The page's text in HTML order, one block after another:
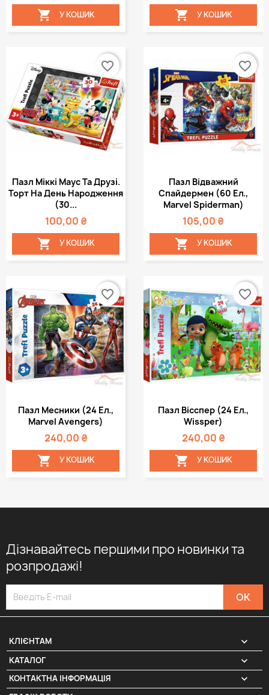
 У КОШИК  У КОШИК
Пазл Міккі Маус Та Друзі.
Торт На День Народження
(30...
100,00 ₴
 У КОШИК
favorite_border
Пазл Відважний
Спайдермен (60 Ел.,
Marvel Spiderman)
105,00 ₴
 У КОШИК
favorite_border
Пазл Месники (24 Ел.,
Marvel Avengers)
240,00 ₴
 У КОШИК
favorite_border
Пазл Вісспер (24 Ел.,
Wissper)
240,00 ₴
 У КОШИК
favorite_border
Дізнавайтесь першими про новинки та
розпродажі!
КЛІЄНТАМ 
КАТАЛОГ 
КОНТАКТНА ІНФОРМАЦІЯ keyboard_arrow_down